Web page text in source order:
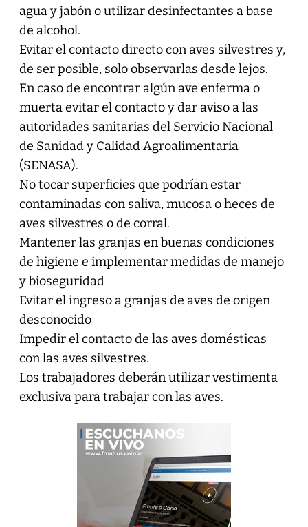
agua y jabón o utilizar desinfectantes a base
de alcohol.
Evitar el contacto directo con aves silvestres y,
de ser posible, solo observarlas desde lejos.
En caso de encontrar algún ave enferma o
muerta evitar el contacto y dar aviso a las
autoridades sanitarias del Servicio Nacional
de Sanidad y Calidad Agroalimentaria
(SENASA).
No tocar superficies que podrían estar
contaminadas con saliva, mucosa o heces de
aves silvestres o de corral.
Mantener las granjas en buenas condiciones
de higiene e implementar medidas de manejo
y bioseguridad
Evitar el ingreso a granjas de aves de origen
desconocido
Impedir el contacto de las aves domésticas
con las aves silvestres.
Los trabajadores deberán utilizar vestimenta
exclusiva para trabajar con las aves.